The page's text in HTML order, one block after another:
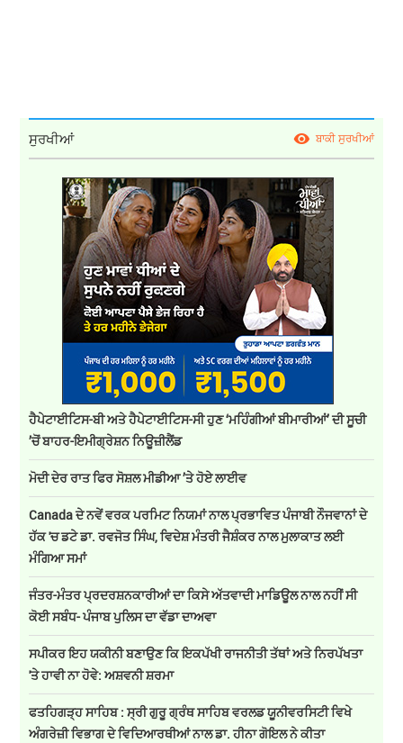
ਸੁਰਖੀਆਂ ਬਾਕੀ ਸੁਰਖੀਆਂ
ਹੈਪੇਟਾਈਟਿਸ-ਬੀ ਅਤੇ ਹੈਪੇਟਾਈਟਿਸ-ਸੀ ਹੁਣ ‘ਮਹਿੰਗੀਆਂ ਬੀਮਾਰੀਆਂ’ ਦੀ ਸੂਚੀ
’ਚੋਂ ਬਾਹਰ-ਇਮੀਗ੍ਰੇਸ਼ਨ ਨਿਊਜ਼ੀਲੈਂਡ
ਮੋਦੀ ਦੇਰ ਰਾਤ ਫਿਰ ਸੋਸ਼ਲ ਮੀਡੀਆ ’ਤੇ ਹੋਏ ਲਾਈਵ
Canada ਦੇ ਨਵੇਂ ਵਰਕ ਪਰਮਿਟ ਨਿਯਮਾਂ ਨਾਲ ਪ੍ਰਭਾਵਿਤ ਪੰਜਾਬੀ ਨੌਜਵਾਨਾਂ ਦੇ
ਹੱਕ 'ਚ ਡਟੇ ਡਾ. ਰਵਜੋਤ ਸਿੰਘ, ਵਿਦੇਸ਼ ਮੰਤਰੀ ਜੈਸ਼ੰਕਰ ਨਾਲ ਮੁਲਾਕਾਤ ਲਈ
ਮੰਗਿਆ ਸਮਾਂ
ਜੰਤਰ-ਮੰਤਰ ਪ੍ਰਦਰਸ਼ਨਕਾਰੀਆਂ ਦਾ ਕਿਸੇ ਅੱਤਵਾਦੀ ਮਾਡਿਊਲ ਨਾਲ ਨਹੀਂ ਸੀ
ਕੋਈ ਸਬੰਧ- ਪੰਜਾਬ ਪੁਲਿਸ ਦਾ ਵੱਡਾ ਦਾਅਵਾ
ਸਪੀਕਰ ਇਹ ਯਕੀਨੀ ਬਣਾਉਣ ਕਿ ਇਕਪੱਖੀ ਰਾਜਨੀਤੀ ਤੱਥਾਂ ਅਤੇ ਨਿਰਪੱਖਤਾ
'ਤੇ ਹਾਵੀ ਨਾ ਹੋਵੇ: ਅਸ਼ਵਨੀ ਸ਼ਰਮਾ
ਫਤਹਿਗੜ੍ਹ ਸਾਹਿਬ : ਸ੍ਰੀ ਗੁਰੂ ਗ੍ਰੰਥ ਸਾਹਿਬ ਵਰਲਡ ਯੂਨੀਵਰਸਿਟੀ ਵਿਖੇ
ਅੰਗਰੇਜ਼ੀ ਵਿਭਾਗ ਦੇ ਵਿਦਿਆਰਥੀਆਂ ਨਾਲ ਡਾ. ਹੀਨਾ ਗੋਇਲ ਨੇ ਕੀਤਾ